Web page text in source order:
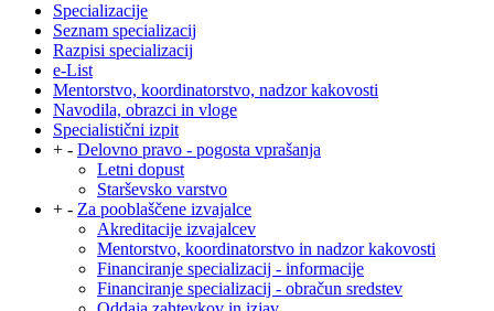
Specializacije
Seznam specializacij
Razpisi specializacij
e-List
Mentorstvo, koordinatorstvo, nadzor kakovosti
Navodila, obrazci in vloge
Specialistični izpit
+ - Delovno pravo - pogosta vprašanja
Letni dopust
Starševsko varstvo
+ - Za pooblaščene izvajalce
Akreditacije izvajalcev
Mentorstvo, koordinatorstvo in nadzor kakovosti
Financiranje specializacij - informacije
Financiranje specializacij - obračun sredstev